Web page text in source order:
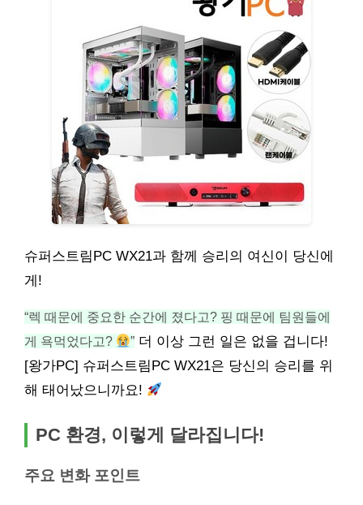
슈퍼스트림PC WX21과 함께 승리의 여신이 당신에
게!
“렉 때문에 중요한 순간에 졌다고? 핑 때문에 팀원들에
게 욕먹었다고?
” 더 이상 그런 일은 없을 겁니다!
[왕가PC] 슈퍼스트림PC WX21은 당신의 승리를 위
해 태어났으니까요!
PC 환경, 이렇게 달라집니다!
주요 변화 포인트